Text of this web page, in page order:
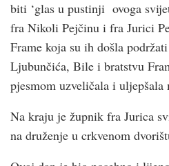
biti ‘glas u pustinji ovoga
fra Nikoli Pejčinu i fra Jurici
Frame koja su ih došla
Ljubunčića, Bile i bratstvu
pjesmom uzveličala i uljepšala
Na kraju je župnik fra Jurica
na druženje u crkvenom